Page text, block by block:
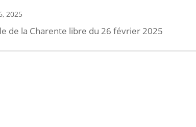
2025
de la Charente libre du 26 février 2025